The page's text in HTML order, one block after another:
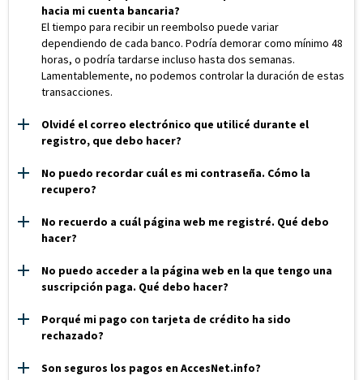
hacia mi cuenta bancaria?
El tiempo para recibir un reembolso puede variar
dependiendo de cada banco. Podría demorar como mínimo 48
horas, o podría tardarse incluso hasta dos semanas.
Lamentablemente, no podemos controlar la duración de estas
transacciones.
Olvidé el correo electrónico que utilicé durante el
registro, que debo hacer?
No puedo recordar cuál es mi contraseña. Cómo la
recupero?
No recuerdo a cuál página web me registré. Qué debo
hacer?
No puedo acceder a la página web en la que tengo una
suscripción paga. Qué debo hacer?
Porqué mi pago con tarjeta de crédito ha sido
rechazado?
Son seguros los pagos en AccesNet.info?